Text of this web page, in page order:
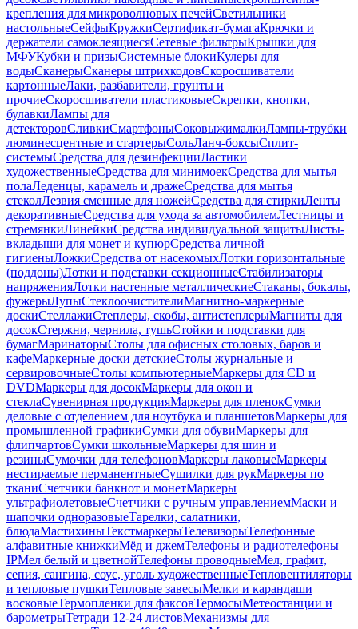
крепления для микроволновых печейСветильники
настольныеСейфыКружкиСертификат-бумагаКрючки и
держатели самоклеящиесяСетевые фильтрыКрышки для
МФУКубки и призыСистемные блокиКулеры для
водыСканерыСканеры штрихкодовСкоросшиватели
картонныеЛаки, разбавители, грунты и
прочиеСкоросшиватели пластиковыеСкрепки, кнопки,
булавкиЛампы для
детекторовСливкиСмартфоныСоковыжималкиЛампы-трубки
люминесцентные и стартерыСольЛанч-боксыСплит-
системыСредства для дезинфекцииЛастики
художественныеСредства для минимоекСредства для мытья
полаЛеденцы, карамель и дражеСредства для мытья
стеколЛезвия сменные для ножейСредства для стиркиЛенты
декоративныеСредства для ухода за автомобилемЛестницы и
стремянкиЛинейкиСредства индивидуальной защитыЛисты-
вкладыши для монет и купюрСредства личной
гигиеныЛожкиСредства от насекомыхЛотки горизонтальные
(поддоны)Лотки и подставки секционныеСтабилизаторы
напряженияЛотки настенные металлическиеСтаканы, бокалы,
фужерыЛупыСтеклоочистителиМагнитно-маркерные
доскиСтеллажиСтеплеры, скобы, антистеплерыМагниты для
досокСтержни, чернила, тушьСтойки и подставки для
бумагМаринаторыСтолы для офисных столовых, баров и
кафеМаркерные доски детскиеСтолы журнальные и
сервировочныеСтолы компьютерныеМаркеры для CD и
DVDМаркеры для досокМаркеры для окон и
стеклаСувенирная продукцияМаркеры для пленокСумки
деловые с отделением для ноутбука и планшетовМаркеры для
промышленной графикиСумки для обувиМаркеры для
флипчартовСумки школьныеМаркеры для шин и
резиныСумочки для телефоновМаркеры лаковыеМаркеры
нестираемые перманентныеСушилки для рукМаркеры по
тканиСчетчики банкнот и монетМаркеры
ультрафиолетовыеСчетчики с ручным управлениемМаски и
шапочки одноразовыеТарелки, салатники,
блюдаМастихиныТекстмаркерыТелевизорыТелефонные
алфавитные книжкиМёд и джемТелефоны и радиотелефоны
IPМел белый и цветнойТелефоны проводныеМел, графит,
сепия, сангина, соус, уголь художественныеТепловентиляторы
и тепловые пушкиТепловые завесыМелки и карандаши
восковыеТермопленки для факсовТермосыМетеостанции и
барометрыТетради 12-24 листовМеханизмы для